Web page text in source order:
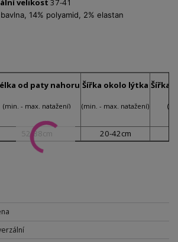
velikost 37-41
14% polyamid, 2% elastan
od paty nahoru
(min. - max. natažení)
Šířka okolo lýtka
(min. - max. natažení)
Šířka
52-88cm 20-42cm